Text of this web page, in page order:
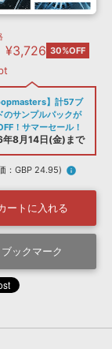
楽カード
楽曲配信流通 サービス
のサウンド管理ソフト
型 ボーカル・エディタ
¥3,726 30%OFF
】計57ブ
のサンプルパックが
！サマーセール！
8月14日(金)まで
：GBP 24.95) info
ートに入れる
ブックマーク